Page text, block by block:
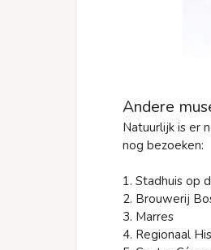
Andere
Natuurlijk is er
nog bezoeken:
1. Stadhuis op
2. Brouwerij
3. Marres
4. Regionaal